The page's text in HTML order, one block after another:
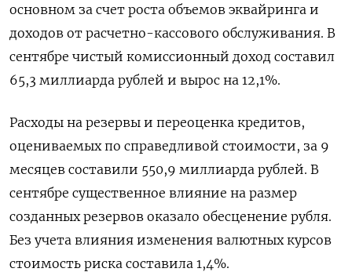
основном за счет роста объемов эквайринга и
доходов от расчетно-кассового обслуживания. В
сентябре чистый комиссионный доход составил
65,3 миллиарда рублей и вырос на 12,1%.
Расходы на резервы и переоценка кредитов,
оцениваемых по справедливой стоимости, за 9
месяцев составили 550,9 миллиарда рублей. В
сентябре существенное влияние на размер
созданных резервов оказало обесценение рубля.
Без учета влияния изменения валютных курсов
стоимость риска составила 1,4%.